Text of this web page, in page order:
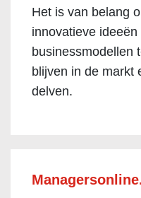
Het is van belang
innovatieve
businessmodellen
blijven in de markt
delven.